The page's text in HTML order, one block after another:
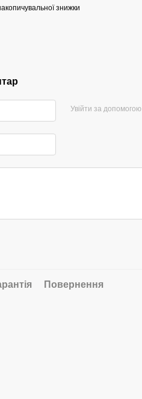
знижки
Увійти за допомогою
Повернення